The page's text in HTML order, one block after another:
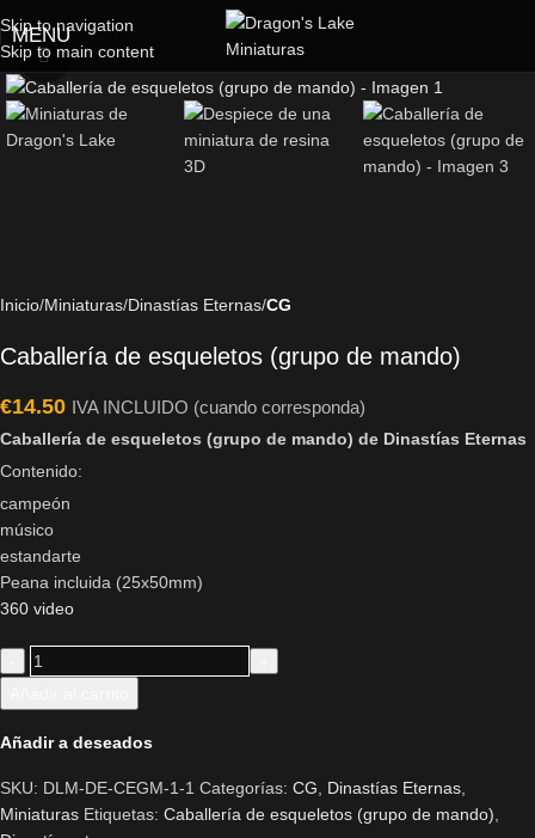
Skip to navigation
Skip to main content
MENU
Click to enlarge
Inicio Miniaturas Dinastías Eternas CG
Caballería de esqueletos (grupo de mando)
€14.50 IVA INCLUIDO (cuando corresponda)
Caballería de esqueletos (grupo de mando) de Dinastías Eternas
Contenido:
campeón
músico
estandarte
Peana incluida (25x50mm)
360 video
Añadir a deseados
SKU: DLM-DE-CEGM-1-1 Categorías: CG Dinastías Eternas
Miniaturas Etiquetas: Caballería de esqueletos (grupo de mando)